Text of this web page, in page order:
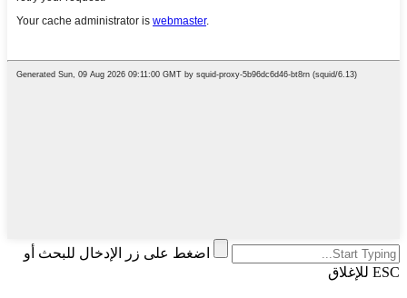
اضغط على زر الإدخال للبحث أو
ESC للإغلاق